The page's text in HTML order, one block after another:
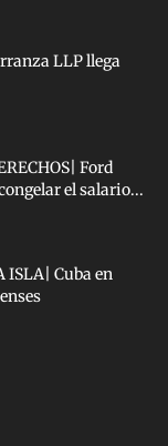
LLP llega
Ford
el salario...
ISLA| Cuba en